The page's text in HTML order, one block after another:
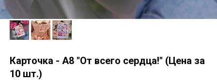
Карточка - А8 "От всего сердца!" (Цена за
10 шт.)